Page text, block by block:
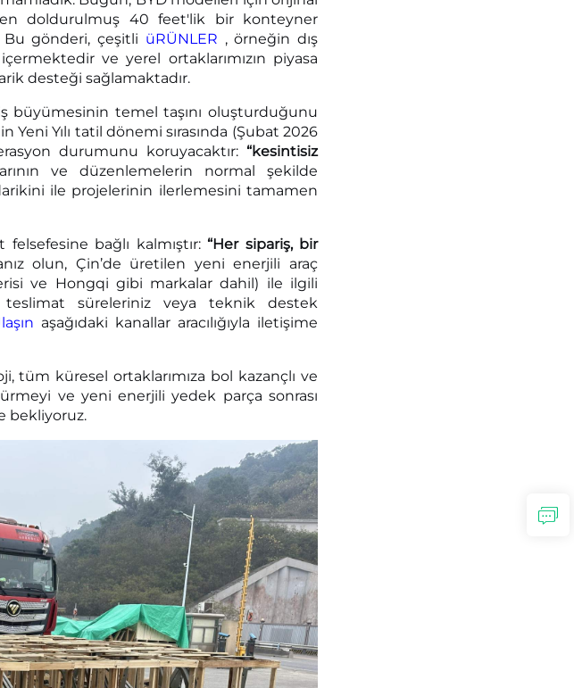
doldurulmuş 40 feet'lik bir konteyner
Bu gönderi, çeşitli üRÜNLER , örneğin dış
ve yerel ortaklarımızın piyasa
desteği sağlamaktadır.
iş büyümesinin temel taşını oluşturduğunu
Yılı tatil dönemi sırasında (Şubat 2026
durumunu koruyacaktır: “kesintisiz
ve düzenlemelerin normal şekilde
ile projelerinin ilerlemesini tamamen
bağlı kalmıştır:“Her sipariş, bir
olun, Çin’de üretilen yeni enerjili araç
ve Hongqi gibi markalar dahil) ile ilgili
süreleriniz veya teknik destek
aşağıdaki kanallar aracılığıyla iletişime
tüm küresel ortaklarımıza bol kazançlı ve
ve yeni enerjili yedek parça sonrası
bekliyoruz.